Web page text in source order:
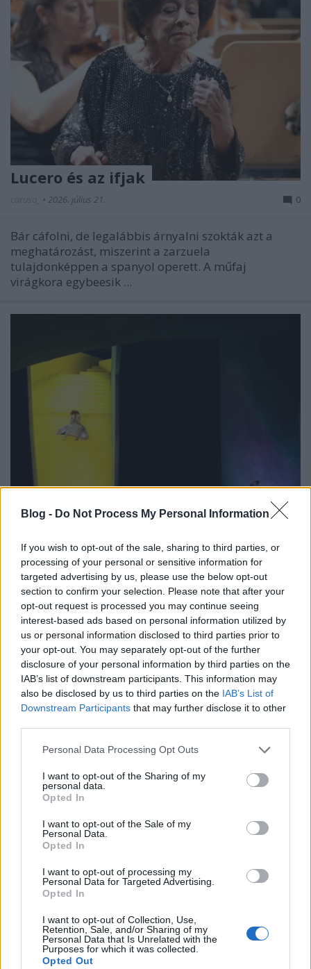
Blog - Do Not Process My Personal Information
If you wish to opt-out of the sale, sharing to third parties, or
processing of your personal or sensitive information for
targeted advertising by us, please use the below opt-out
section to confirm your selection. Please note that after your
opt-out request is processed you may continue seeing
interest-based ads based on personal information utilized by
us or personal information disclosed to third parties prior to
your opt-out. You may separately opt-out of the further
disclosure of your personal information by third parties on the
IAB’s list of downstream participants. This information may
also be disclosed by us to third parties on the IAB’s List of
Downstream Participants that may further disclose it to other
Please note that this website/app uses one or more Google
not limited to your visit or usage behaviour. You may click to
grant or deny consent to Google and its third-party tags to
use your data for below specified purposes in below Google
consent section.
Personal Data Processing Opt Outs
I want to opt-out of the Sharing of my
personal data.
Opted In
I want to opt-out of the Sale of my
Personal Data.
Opted In
I want to opt-out of processing my
Personal Data for Targeted Advertising.
Opted In
I want to opt-out of Collection, Use,
Retention, Sale, and/or Sharing of my
Personal Data that Is Unrelated with the
Purposes for which it was collected.
Opted Out
Lucero és az ifjak
caruso_ • 2026. július 21. 0
Bár cáfolni, de legalábbis árnyalni szokták azt a
meghatározást, miszerint a zarzuela
tulajdonképpen a spanyol operett. A műfaj
virágkora egybeesik ...
caruso_• 2026. július 17.
Az operaházak ritkán tekintenek hátrafelé az időben,
s csak elvétve foglalkoznak tudatosan azzal az
egyébiránt meghatározó kérdéssel, hogy ...
A létező világok...
•2026. július 10.
A Deutsche Oper Berlin foyer-jában
Skandalum!
címen készült új kiállítás látható ebben az évadban.
A tablók végigvezetnek a mindig is kiemelten ...